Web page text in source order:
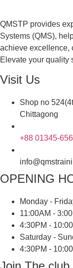
QMSTP provides
Systems (QMS),
achieve excellence,
Elevate your quality
Visit Us
Shop no
Chittagong
+88 01345-
OPENING
Monday -
11:00AM -
4:30PM -
Saturday -
4:30PM -